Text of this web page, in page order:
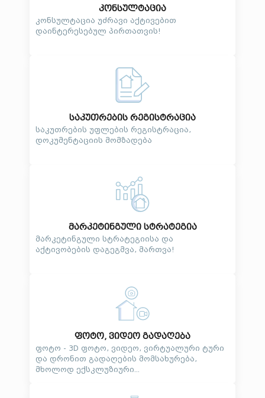
კონსულტაცია
კონსულტაცია უძრავი აქტივებით
დაინტერესებულ პირთათვის!
საკუთრების რეგისტრაცია
საკუთრების უფლების რეგისტრაცია,
დოკუმენტაციის მომზადება
მარკეტინგული სტრატეგია
მარკეტინგული სტრატეგიისა და
აქტივობების დაგეგმვა, მართვა!
ფოტო, ვიდეო გადაღება
ფოტო - 3D ფოტო, ვიდეო, ვირტუალური ტური
და დრონით გადაღების მომსახურება,
მხოლოდ ექსკლუზიური...